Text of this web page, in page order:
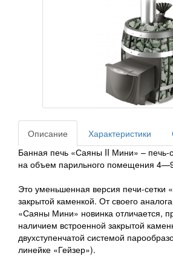
Описание Характеристики
Банная печь «Саяны II Мини» – печь-
на объем парильного помещения
Это уменьшенная версия печи-сетки
закрытой каменкой. От своего
«Саяны Мини» новинка отличается,
наличием встроенной закрытой
двухступенчатой системой
линейке «Гейзер»).